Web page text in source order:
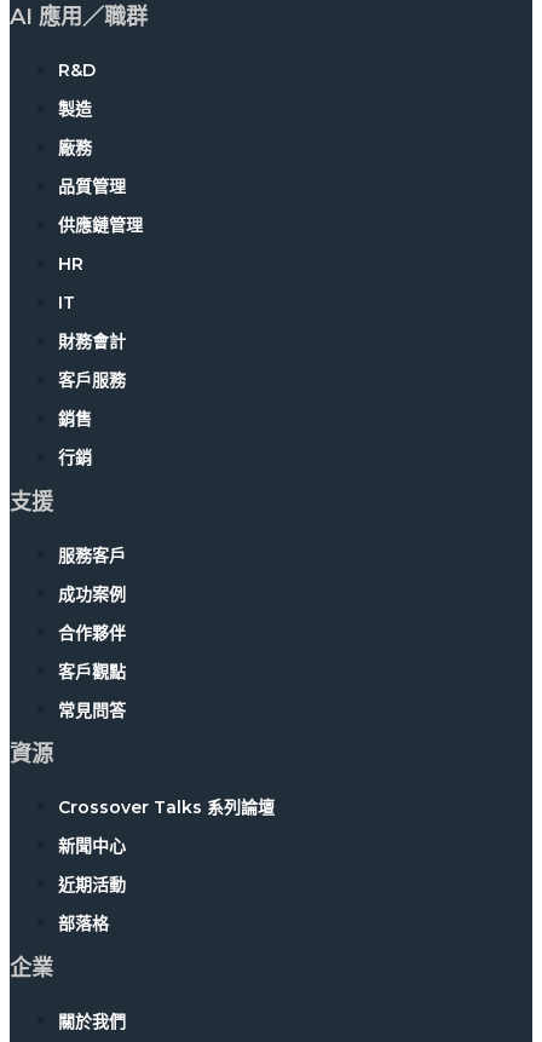
AI 應用／職群
R&D
製造
廠務
品質管理
供應鏈管理
HR
IT
財務會計
客戶服務
銷售
行銷
支援
服務客戶
成功案例
合作夥伴
客戶觀點
常見問答
資源
Crossover Talks 系列論壇
新聞中心
近期活動
部落格
企業
關於我們